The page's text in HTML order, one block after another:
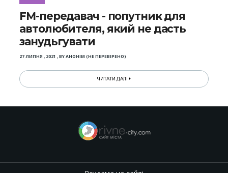
FM-передавач - попутник для
автолюбителя, який не дасть
занудьгувати
27 ЛИПНЯ , 2021 ,BYАНОНІМ (НЕ ПЕРЕВІРЕНО)
ЧИТАТИ ДАЛІ